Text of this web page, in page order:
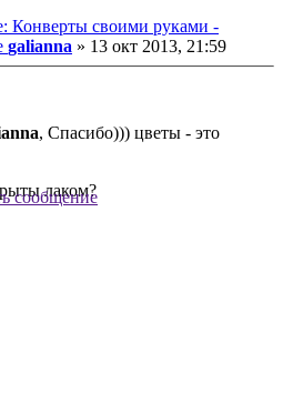
Конверты своими руками -
galianna » 13 окт 2013, 21:59
, Спасибо))) цветы - это
лаком?